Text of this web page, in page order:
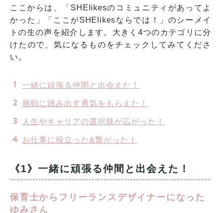
ここからは、「SHElikesのコミュニティがあってよ
かった」「ここがSHElikesならでは！」のシーメイ
トの生の声を紹介します。大きく4つのカテゴリに分
けたので、気になるものをチェックしてみてくださ
い。
一緒に頑張る仲間と出会えた！
挑戦に踏み出す勇気をもらえた！
人生やキャリアの選択肢が広がった！
お仕事に役立った&繋がった！
《1》一緒に頑張る仲間と出会えた！
保育士からフリーランスデザイナーになった
ゆみさん